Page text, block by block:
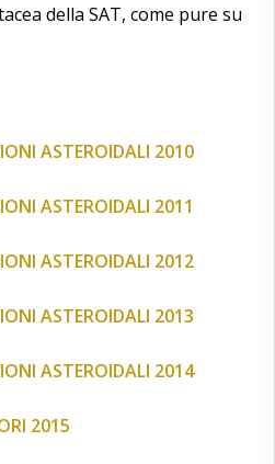
della SAT, come pure su
ASTEROIDALI 2010
ASTEROIDALI 2011
ASTEROIDALI 2012
ASTEROIDALI 2013
ASTEROIDALI 2014
2015